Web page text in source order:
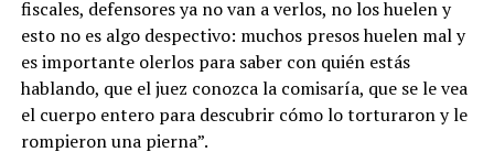
fiscales, defensores ya no van a verlos, no los huelen y
esto no es algo despectivo: muchos presos huelen mal y
es importante olerlos para saber con quién estás
hablando, que el juez conozca la comisaría, que se le vea
el cuerpo entero para descubrir cómo lo torturaron y le
rompieron una pierna”.